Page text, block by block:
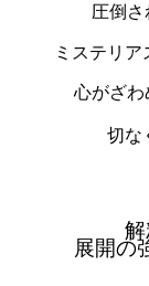
切な
心がざわ
ミステリア
圧倒さ
展開の
解